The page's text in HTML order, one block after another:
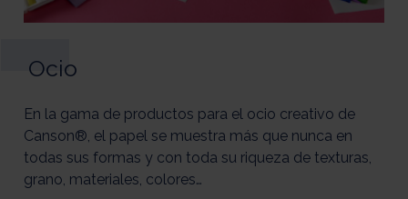
Ocio
En la gama de productos para el ocio creativo de
Canson®, el papel se muestra más que nunca en
todas sus formas y con toda su riqueza de texturas,
grano, materiales, colores…